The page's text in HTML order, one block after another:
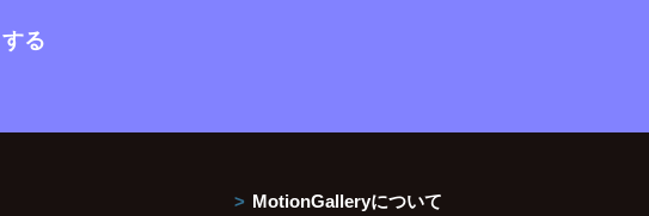
る
MotionGalleryについて